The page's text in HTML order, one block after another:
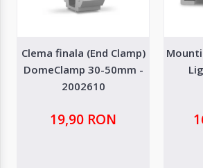
Clema finala (End Clamp)
DomeClamp 30-50mm -
2002610
19,90 RON